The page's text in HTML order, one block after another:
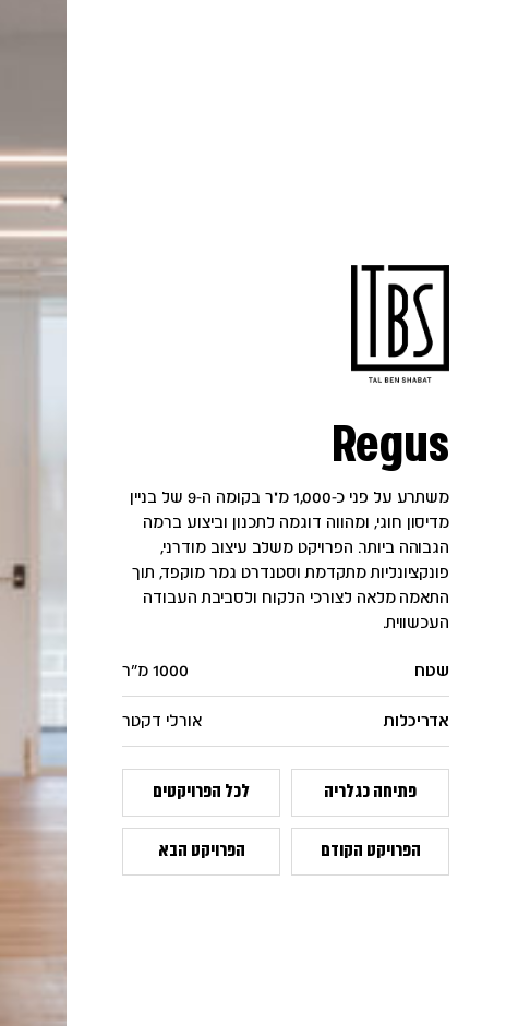
Regus
משתרע על פני כ-1,000 מ"ר בקומה ה-9 של בניין
מדיסון חוגי, ומהווה דוגמה לתכנון וביצוע ברמה
הגבוהה ביותר. הפרויקט משלב עיצוב מודרני,
פונקציונליות מתקדמת וסטנדרט גמר מוקפד, תוך
התאמה מלאה לצורכי הלקוח ולסביבת העבודה
העכשווית.
שטח
1000 מ"ר
אדריכלות אורלי דקטר
פתיחה כגלריה לכל הפרויקטים
הפרויקט הקודם הפרויקט הבא